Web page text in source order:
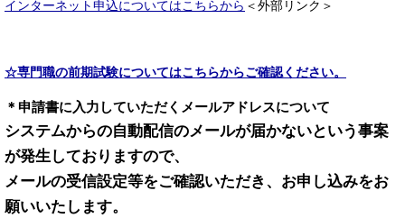
インターネット申込についてはこちらから ＜外部リンク＞
☆専門職の前期試験についてはこちらからご確認ください。
＊申請書に入力していただくメールアドレスについて
システムからの自動配信のメールが届かないという事案
が発生しておりますので、
メールの受信設定等をご確認いただき、お申し込みをお
願いいたします。